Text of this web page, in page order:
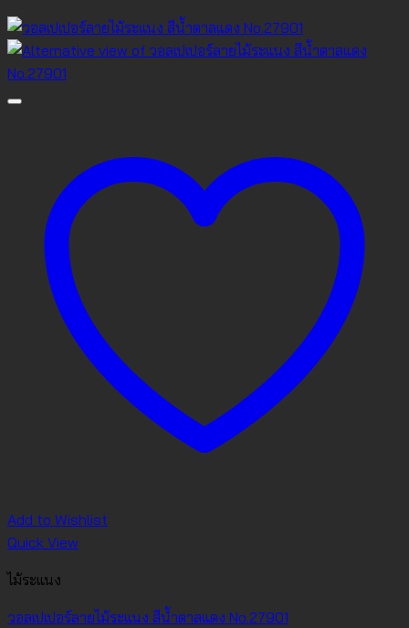
Add to Wishlist
Quick View
ไม้ระแนง
วอลเปเปอร์ลายไม้ระแนง สีน้ำตาลแดง No.27901